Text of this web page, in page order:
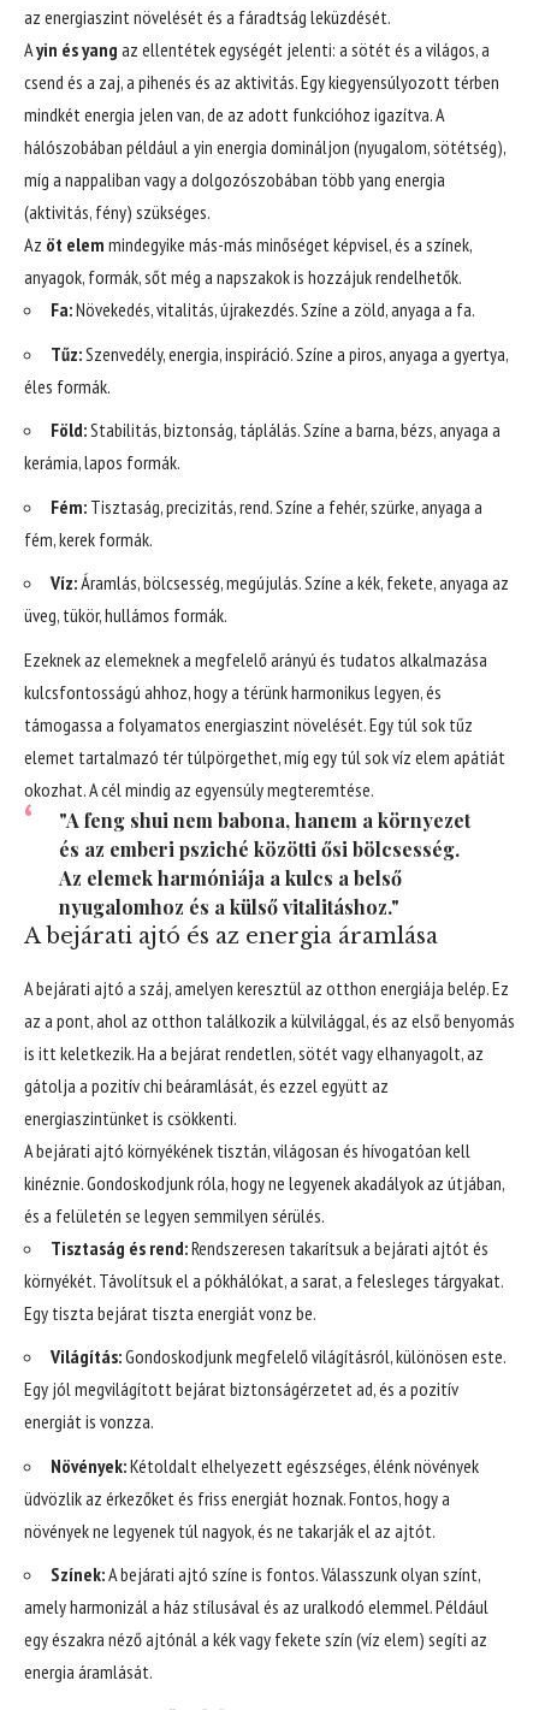
az energiaszint növelését és a fáradtság leküzdését.
Ayin és yang az ellentétek egységét jelenti: a sötét és a világos, a
csend és a zaj, a pihenés és az aktivitás. Egy kiegyensúlyozott térben
mindkét energia jelen van, de az adott funkcióhoz igazítva. A
hálószobában például a yin energia domináljon (nyugalom, sötétség),
míg a nappaliban vagy a dolgozószobában több yang energia
(aktivitás, fény) szükséges.
Az öt elem mindegyike más-más minőséget képvisel, és a színek,
anyagok, formák, sőt még a napszakok is hozzájuk rendelhetők.
Fa:Növekedés, vitalitás, újrakezdés. Színe a zöld, anyaga a fa.
Tűz:Szenvedély, energia, inspiráció. Színe a piros, anyaga a gyertya,
éles formák.
Föld:Stabilitás, biztonság, táplálás. Színe a barna, bézs, anyaga a
kerámia, lapos formák.
Fém: Tisztaság, precizitás, rend. Színe a fehér, szürke, anyaga a
fém, kerek formák.
Víz:Áramlás, bölcsesség, megújulás. Színe a kék, fekete, anyaga az
üveg, tükör, hullámos formák.
Ezeknek az elemeknek a megfelelő arányú és tudatos alkalmazása
kulcsfontosságú ahhoz, hogy a térünk harmonikus legyen, és
támogassa a folyamatos energiaszint növelését. Egy túl sok tűz
elemet tartalmazó tér túlpörgethet, míg egy túl sok víz elem apátiát
okozhat. A cél mindig az egyensúly megteremtése.
"A feng shui nem babona, hanem a környezet
és az emberi psziché közötti ősi bölcsesség.
Az elemek harmóniája a kulcs a belső
nyugalomhoz és a külső vitalitáshoz."
A bejárati ajtó és az energia áramlása
A bejárati ajtó a száj, amelyen keresztül az otthon energiája belép. Ez
az a pont, ahol az otthon találkozik a külvilággal, és az első benyomás
is itt keletkezik. Ha a bejárat rendetlen, sötét vagy elhanyagolt, az
gátolja a pozitív chi beáramlását, és ezzel együtt az
energiaszintünket is csökkenti.
A bejárati ajtó környékének tisztán, világosan és hívogatóan kell
kinéznie. Gondoskodjunk róla, hogy ne legyenek akadályok az útjában,
és a felületén se legyen semmilyen sérülés.
Tisztaság és rend:Rendszeresen takarítsuk a bejárati ajtót és
környékét. Távolítsuk el a pókhálókat, a sarat, a felesleges tárgyakat.
Egy tiszta bejárat tiszta energiát vonz be.
Világítás:Gondoskodjunk megfelelő világításról, különösen este.
Egy jól megvilágított bejárat biztonságérzetet ad, és a pozitív
energiát is vonzza.
Növények:Kétoldalt elhelyezett egészséges, élénk növények
üdvözlik az érkezőket és friss energiát hoznak. Fontos, hogy a
növények ne legyenek túl nagyok, és ne takarják el az ajtót.
Színek:A bejárati ajtó színe is fontos. Válasszunk olyan színt,
amely harmonizál a ház stílusával és az uralkodó elemmel. Például
egy északra néző ajtónál a kék vagy fekete szín (víz elem) segíti az
energia áramlását.